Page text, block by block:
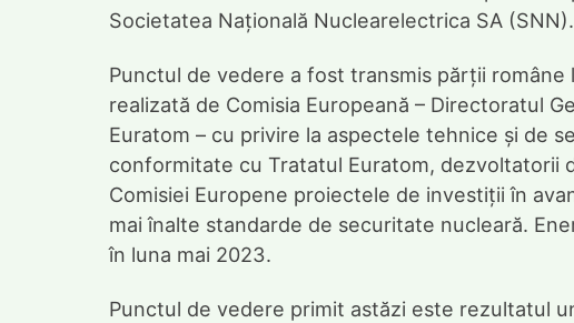
Societatea Națională Nuclearelectrica SA (SNN).
Punctul de vedere a fost transmis părții
realizată de Comisia Europeană – Directoratul
Euratom – cu privire la aspectele tehnice și de
conformitate cu Tratatul Euratom, dezvoltatorii
Comisiei Europene proiectele de investiții în
mai înalte standarde de securitate nucleară.
în luna mai 2023.
Punctul de vedere primit astăzi este rezultatul